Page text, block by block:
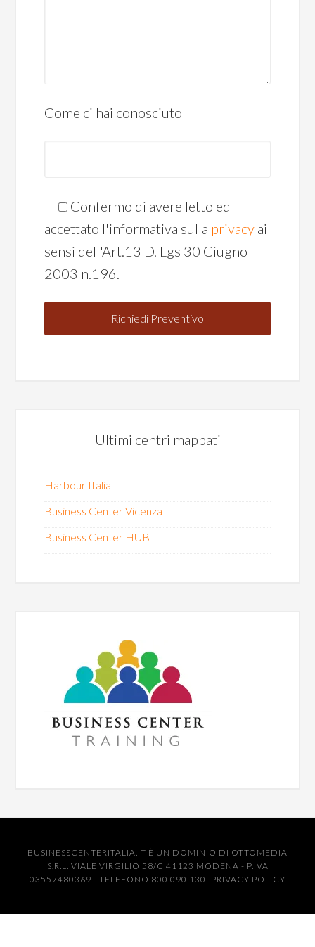
Come ci hai conosciuto
Confermo di avere letto ed
accettato l'informativa sulla privacy ai
sensi dell'Art.13 D. Lgs 30 Giugno
2003 n.196.
Ultimi centri mappati
Harbour Italia
Business Center Vicenza
Business Center HUB
BUSINESSCENTERITALIA.IT È UN DOMINIO DI OTTOMEDIA
S.R.L. VIALE VIRGILIO 58/C 41123 MODENA - P.IVA
03557480369 - TELEFONO 800 090 130· PRIVACY POLICY